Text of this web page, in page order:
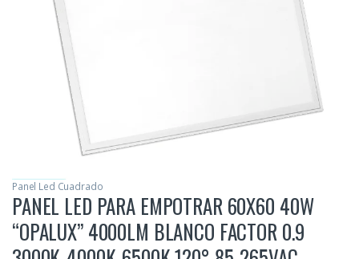
Panel Led Cuadrado
PANEL LED PARA EMPOTRAR 60X60 40W
“OPALUX” 4000LM BLANCO FACTOR 0.9